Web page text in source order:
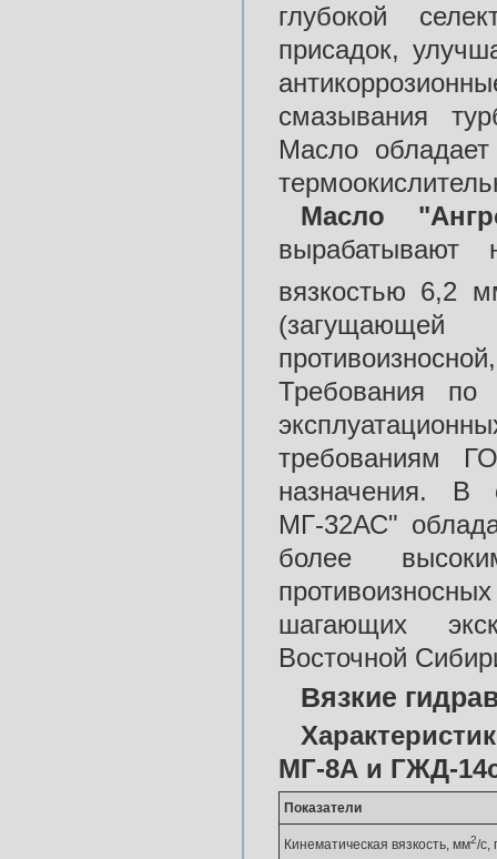
глубокой
присадок,
смазывания
Масло
Масло
вырабатывают
вязкостью 6,2
(загущающей
Требования по
требованиям
назначения.
МГ-32АС"
более
шагающих
Восточной
Вязкие
МГ-8А и ГЖД-
Показатели
Кинематическая вязкость, мм2/с,